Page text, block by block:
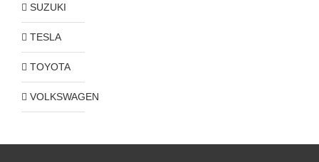
SUZUKI
TESLA
TOYOTA
VOLKSWAGEN